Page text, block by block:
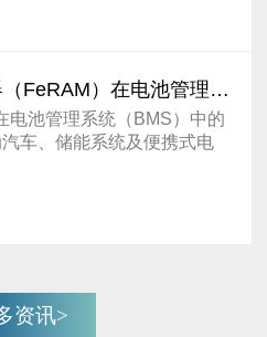
FeRAM）在电池管理系
电池管理系统（BMS）中的
车、储能系统及便携式电
资讯>